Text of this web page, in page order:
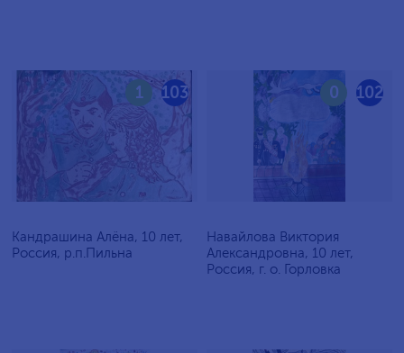
103
1
Кандрашина Алёна, 10 лет,
Россия, р.п.Пильна
102
0
Навайлова Виктория
Александровна, 10 лет,
Россия, г. о. Горловка